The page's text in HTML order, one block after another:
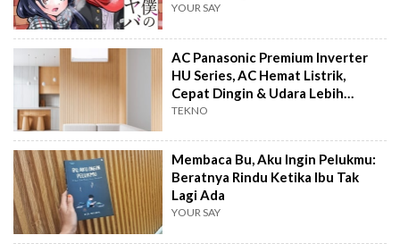
YOUR SAY
AC Panasonic Premium Inverter
HU Series, AC Hemat Listrik,
Cepat Dingin & Udara Lebih
Bersih
TEKNO
Membaca Bu, Aku Ingin Pelukmu:
Beratnya Rindu Ketika Ibu Tak
Lagi Ada
YOUR SAY